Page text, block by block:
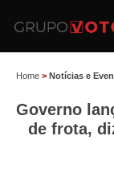
Home > Notícias e
Governo
de frota,